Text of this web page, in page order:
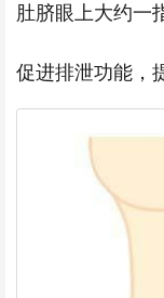
肚脐眼上大约一
促进排泄功能，